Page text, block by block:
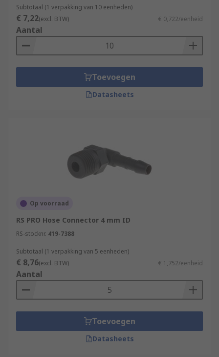
Subtotaal (1 verpakking van 10 eenheden)
€ 7,22(excl. BTW) € 0,722/eenheid
Aantal
Toevoegen
Datasheets
Op voorraad
RS PRO Hose Connector 4 mm ID
RS-stocknr. 419-7388
Subtotaal (1 verpakking van 5 eenheden)
€ 8,76(excl. BTW) € 1,752/eenheid
Aantal
Toevoegen
Datasheets